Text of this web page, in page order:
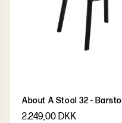
About A Stool 32 - Barstol
2.249,00 DKK